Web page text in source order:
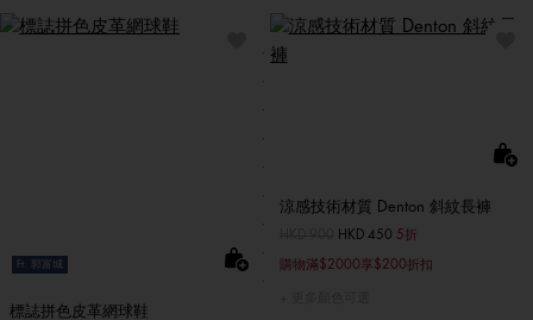
Ft. 郭富城
標誌拼色皮革網球鞋
涼感技術材質 Denton 斜紋長褲
價格扣減從至HKD 450 5折
購物滿$2000享$200折扣